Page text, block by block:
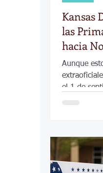
Kansas
las
hacia
Aunque
el 1 de